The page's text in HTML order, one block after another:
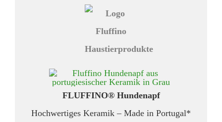
FLUFFINO® Hundenapf
Hochwertiges Keramik – Made in Portugal*